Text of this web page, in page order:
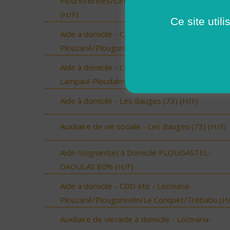
(H/F)
Aide à domicile - CDD été - Locmaria-
Plouzané/Plougonvelin/Le Conquet/Trébabu (H/
Aide à domicile - CDD été - Ploudalmézeau,
Lampaul-Ploudalmézeau, St Pabu (H/F)
Aide à domicile - Les Bauges (73) (H/F)
Auxiliaire de vie sociale - Les Bauges (73) (H/F)
Aide-Soignant(e) à Domicile PLOUGASTEL-
DAOULAS 80% (H/F)
Aide à domicile - CDD été - Locmaria-
Plouzané/Plougonvelin/Le Conquet/Trébabu
Auxiliaire de vie/aide à domicile - Locmaria-
Ce site